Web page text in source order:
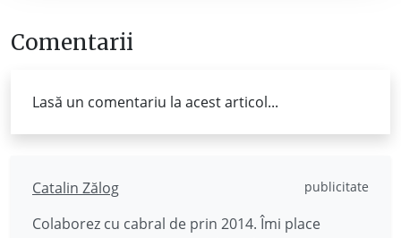
Comentarii
Lasă un comentariu la acest articol...
Catalin Zălog publicitate
Colaborez cu cabral de prin 2014. Îmi place